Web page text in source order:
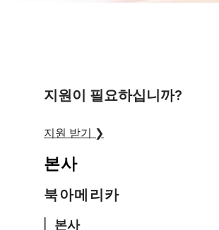
지원이 필요하십니까?
지원 받기 ❯
본사
북아메리카
본사